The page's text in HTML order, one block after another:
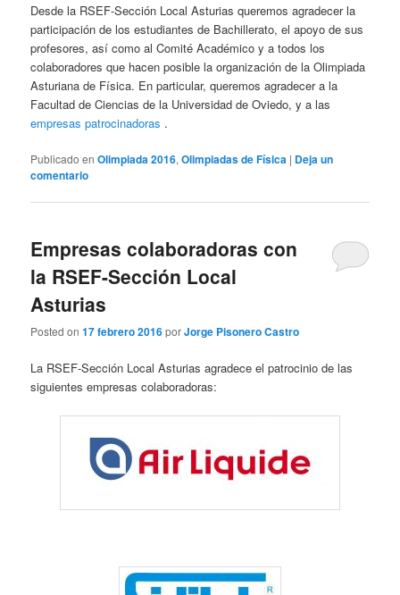
Desde la RSEF-Sección Local Asturias queremos agradecer la
participación de los estudiantes de Bachillerato, el apoyo de sus
profesores, así como al Comité Académico y a todos los
colaboradores que hacen posible la organización de la Olimpiada
Asturiana de Física. En particular, queremos agradecer a la
Facultad de Ciencias de la Universidad de Oviedo, y a las
empresas patrocinadoras .
Publicado en Olimpiada 2016,Olimpiadas de Física | Deja un
comentario
Empresas colaboradoras con
la RSEF-Sección Local
Asturias
Posted on17 febrero 2016porJorge Pisonero Castro
La RSEF-Sección Local Asturias agradece el patrocinio de las
siguientes empresas colaboradoras: